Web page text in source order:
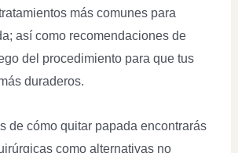
más comunes para
así como recomendaciones de
del procedimiento para que tus
duraderos.
de cómo quitar papada encontrarás
como alternativas no